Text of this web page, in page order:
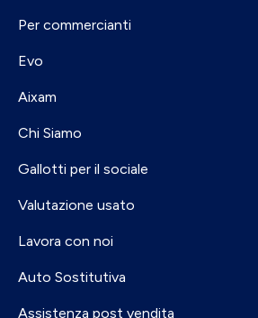
Per commercianti
Evo
Aixam
Chi Siamo
Gallotti per il sociale
Valutazione usato
Lavora con noi
Auto Sostitutiva
Assistenza post vendita